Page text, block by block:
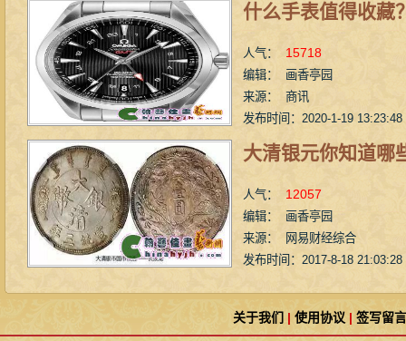
什么手表值得收藏
人气： 15718
编辑： 画香亭园
来源： 商讯
发布时间：2020-1-19 13:23:48
大清银元你知道哪
人气： 12057
编辑： 画香亭园
来源： 网易财经综合
发布时间：2017-8-18 21:03:28
关于我们 | 使用协议 | 签写留言